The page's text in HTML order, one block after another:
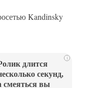
Kandinsky
i
длится
секунд,
смеяться вы